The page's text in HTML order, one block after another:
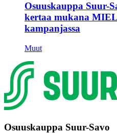
Osuuskauppa Suur-
kertaa mukana
kampanjassa
Muut
Osuuskauppa Suur-Savo